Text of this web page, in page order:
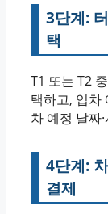
3단계:
택
T1 또는 T2
택하고, 입차
차 예정 날짜
4단계:
결제